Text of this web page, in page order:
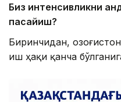
Биз интенсивликни
пасайиш?
Биринчидан,
иш ҳақи қанча